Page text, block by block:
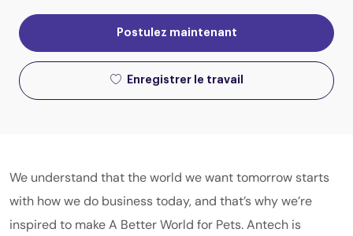
Postulez maintenant
Enregistrer le travail
We understand that the world we want tomorrow starts
with how we do business today, and that’s why we’re
inspired to make A Better World for Pets. Antech is